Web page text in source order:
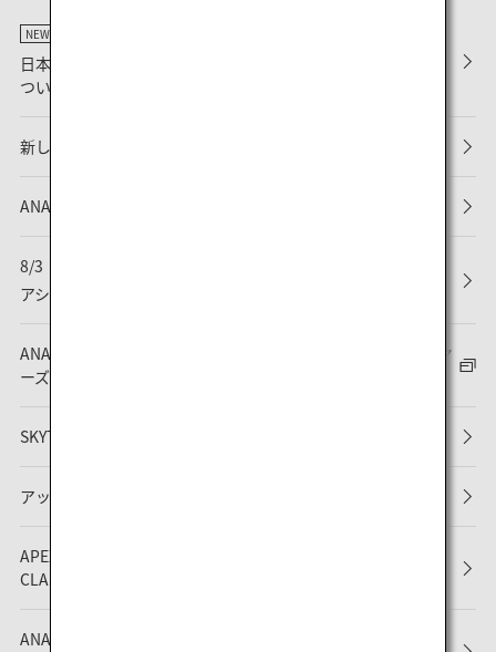
NEW
日本国内線の2026年冬ダイヤ確定に伴うメンテナンス作業に
ついて
新しい予約・搭乗について
ANAマイレージクラブ会員規約改定のお知らせ
8/3
アシアナ航空（OZ）との提携終了について
ANAマイレージクラブ会員規約ならびにANAスーパーフライヤ
ーズ会則改定のお知らせ
SKYTRAX社 最高評価「5スター」を13年連続で受賞しました
アップグレードポイントのサービス終了について
APEX主催「WORLD CLASS RATING」にて最高評価「WORLD
CLASS」を2年連続受賞！
ANAマイレージクラブ ファミリーアカウントサービス ご利用